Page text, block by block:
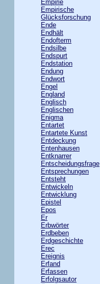
Empirie
Empirische
Glücksforschung
Ende
Endhält
Endofterm
Endsilbe
Endspurt
Endstation
Endung
Endwort
Engel
England
Englisch
Englischen
Enigma
Entartet
Entartete Kunst
Entdeckung
Entenhausen
Entknarrer
Entscheidungsfrage
Entsprechungen
Entsteht
Entwickeln
Entwicklung
Epistel
Epos
Er
Erbwörter
Erdbeben
Erdgeschichte
Erec
Ereignis
Erfand
Erfassen
Erfolgsautor